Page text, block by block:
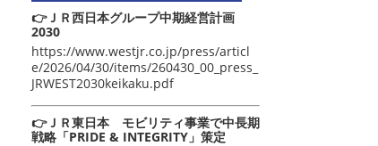
👉ＪＲ西日本グループ中期経営計画
2030
https://www.westjr.co.jp/press/articl
e/2026/04/30/items/260430_00_press_
JRWEST2030keikaku.pdf
👉ＪＲ東日本 モビリティ事業で中長期
戦略「PRIDE & INTEGRITY」策定